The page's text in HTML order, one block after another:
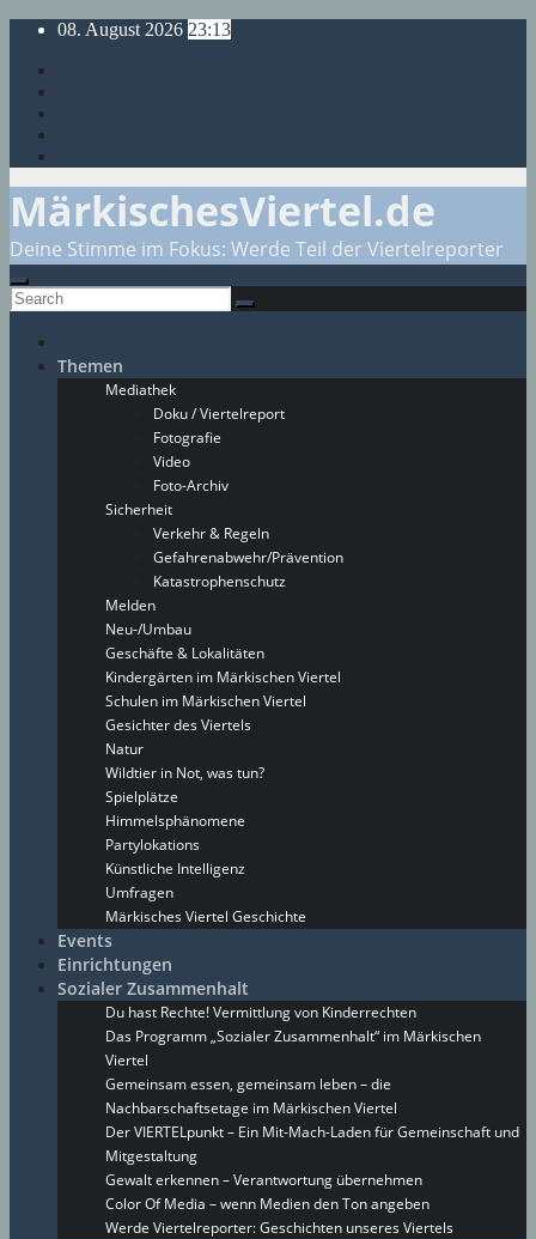
Skip
content
08. August 2026 23:13
MärkischesViertel.de
Deine Stimme im Fokus: Werde Teil der Viertelreporter
Themen
Mediathek
Doku / Viertelreport
Fotografie
Video
Foto-Archiv
Sicherheit
Verkehr & Regeln
Gefahrenabwehr/Prävention
Katastrophenschutz
Melden
Neu-/Umbau
Geschäfte & Lokalitäten
Kindergärten im Märkischen Viertel
Schulen im Märkischen Viertel
Gesichter des Viertels
Natur
Wildtier in Not, was tun?
Spielplätze
Himmelsphänomene
Partylokations
Künstliche Intelligenz
Umfragen
Märkisches Viertel Geschichte
Events
Einrichtungen
Sozialer Zusammenhalt
Du hast Rechte! Vermittlung von Kinderrechten
Das Programm „Sozialer Zusammenhalt“ im Märkischen
Viertel
Gemeinsam essen, gemeinsam leben – die
Nachbarschaftsetage im Märkischen Viertel
Der VIERTELpunkt – Ein Mit-Mach-Laden für Gemeinschaft und
Mitgestaltung
Gewalt erkennen – Verantwortung übernehmen
Color Of Media – wenn Medien den Ton angeben
Werde Viertelreporter: Geschichten unseres Viertels